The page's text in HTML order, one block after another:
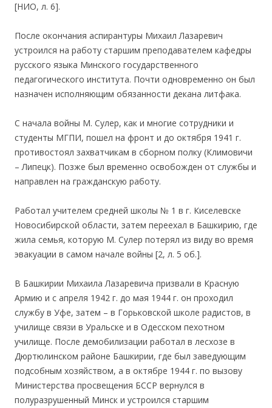
[НИО, л. 6].
После окончания аспирантуры Михаил Лазаревич
устроился на работу старшим преподавателем кафедры
русского языка Минского государственного
педагогического института. Почти одновременно он был
назначен исполняющим обязанности декана литфака.
С начала войны М. Сулер, как и многие сотрудники и
студенты МГПИ, пошел на фронт и до октября 1941 г.
противостоял захватчикам в сборном полку (Климовичи
– Липецк). Позже был временно освобожден от службы и
направлен на гражданскую работу.
Работал учителем средней школы № 1 в г. Киселевске
Новосибирской области, затем переехал в Башкирию, где
жила семья, которую М. Сулер потерял из виду во время
эвакуации в самом начале войны [2, л. 5 об.].
В Башкирии Михаила Лазаревича призвали в Красную
Армию и с апреля 1942 г. до мая 1944 г. он проходил
службу в Уфе, затем – в Горьковской школе радистов, в
училище связи в Уральске и в Одесском пехотном
училище. После демобилизации работал в лесхозе в
Дюртюлинском районе Башкирии, где был заведующим
подсобным хозяйством, а в октябре 1944 г. по вызову
Министерства просвещения БССР вернулся в
полуразрушенный Минск и устроился старшим